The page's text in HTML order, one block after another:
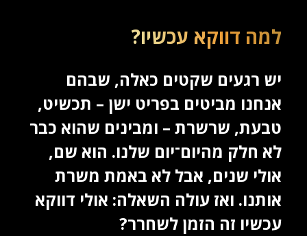
למה דווקא עכשיו?
יש רגעים שקטים כאלה, שבהם
אנחנו מביטים בפריט ישן – תכשיט,
טבעת, שרשרת – ומבינים שהוא כבר
לא חלק מהיום־יום שלנו. הוא שם,
אולי שנים, אבל לא באמת משרת
אותנו. ואז עולה השאלה: אולי דווקא
עכשיו זה הזמן לשחרר?